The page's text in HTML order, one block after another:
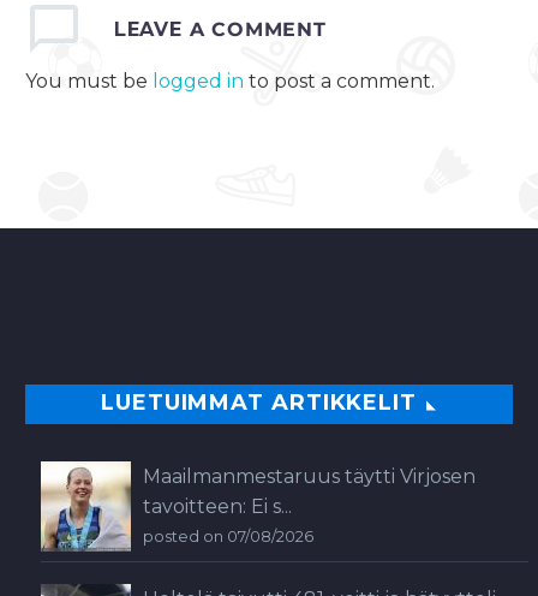
nyrkkeilyssä, painissa,
purjehduksessa,
LEAVE A COMMENT
You must be logged in to post a comment.
LUETUIMMAT ARTIKKELIT
Maailmanmestaruus täytti Virjosen
tavoitteen: Ei s...
posted on 07/08/2026